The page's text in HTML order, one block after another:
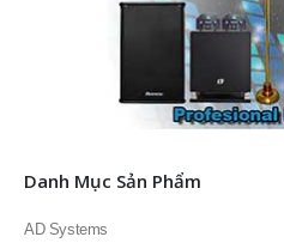
Danh Mục Sản Phẩm
AD Systems